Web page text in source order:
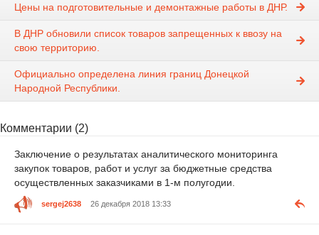
Цены на подготовительные и демонтажные работы в ДНР.
В ДНР обновили список товаров запрещенных к ввозу на
свою территорию.
Официально определена линия границ Донецкой
Народной Республики.
Комментарии (2)
Заключение о результатах аналитического мониторинга
закупок товаров, работ и услуг за бюджетные средства
осуществленных заказчиками в 1-м полугодии.
sergej2638 26 декабря 2018 13:33